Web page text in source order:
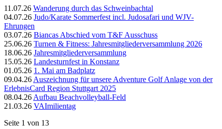
11.07.26 Wanderung durch das Schweinbachtal
04.07.26 Judo/Karate Sommerfest incl. Judosafari und WJV-
Ehrungen
03.07.26 Biancas Abschied vom T&F Ausschuss
25.06.26 Turnen & Fitness: Jahresmitgliederversammlung 2026
18.06.26 Jahresmitgliederversammlung
15.05.26 Landesturnfest in Konstanz
01.05.26 1. Mai am Badplatz
09.04.26 Auszeichnung für unsere Adventure Golf Anlage von der
ErlebnisCard Region Stuttgart 2025
08.04.26 Aufbau Beachvolleyball-Feld
21.03.26 VAImilientag
Seite 1 von 13